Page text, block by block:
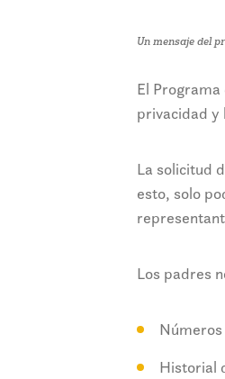
Un mensaje del
El
privacidad y
La solicitud
esto, solo
Los padres
Historial